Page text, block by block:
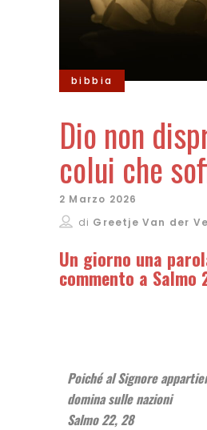
bibbia
Dio non
colui che
2 Marzo 2026
di Greetje Van der
Un giorno una
commento a Salmo
Poiché al Signore
domina sulle nazioni
Salmo 22, 28